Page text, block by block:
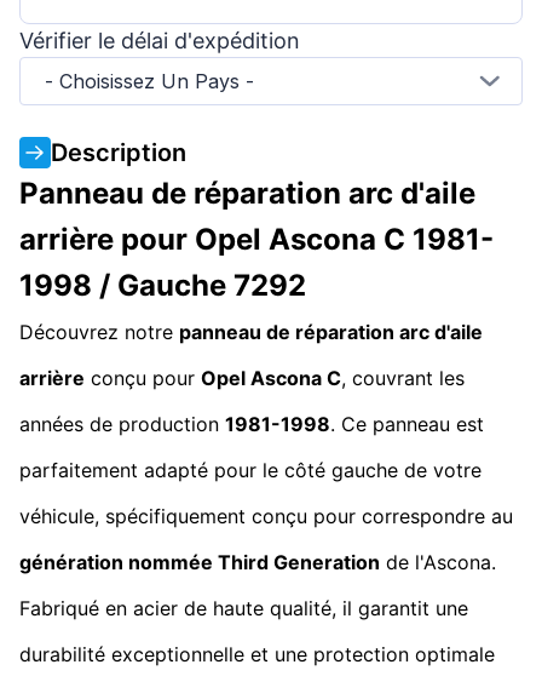
Vérifier le délai d'expédition
- Choisissez Un Pays -
Description
Panneau de réparation arc d'aile
arrière pour Opel Ascona C 1981-
1998 / Gauche 7292
Découvrez notre panneau de réparation arc d'aile
arrière conçu pour Opel Ascona C, couvrant les
années de production 1981-1998. Ce panneau est
parfaitement adapté pour le côté gauche de votre
véhicule, spécifiquement conçu pour correspondre au
génération nommée Third Generation de l'Ascona.
Fabriqué en acier de haute qualité, il garantit une
durabilité exceptionnelle et une protection optimale